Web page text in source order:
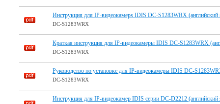
Инструкция для IP-видеокамерs IDIS DC-S1283WRX (английский
DC-S1283WRX
Краткая инструкция для IP-видеокамеры IDIS DC-S1283WRX
DC-S1283WRX
Руководство по установке для IP-видеокамеры IDIS DC-
DC-S1283WRX
Инструкция для IP-видеокамер IDIS серии DC-D2212 (английский